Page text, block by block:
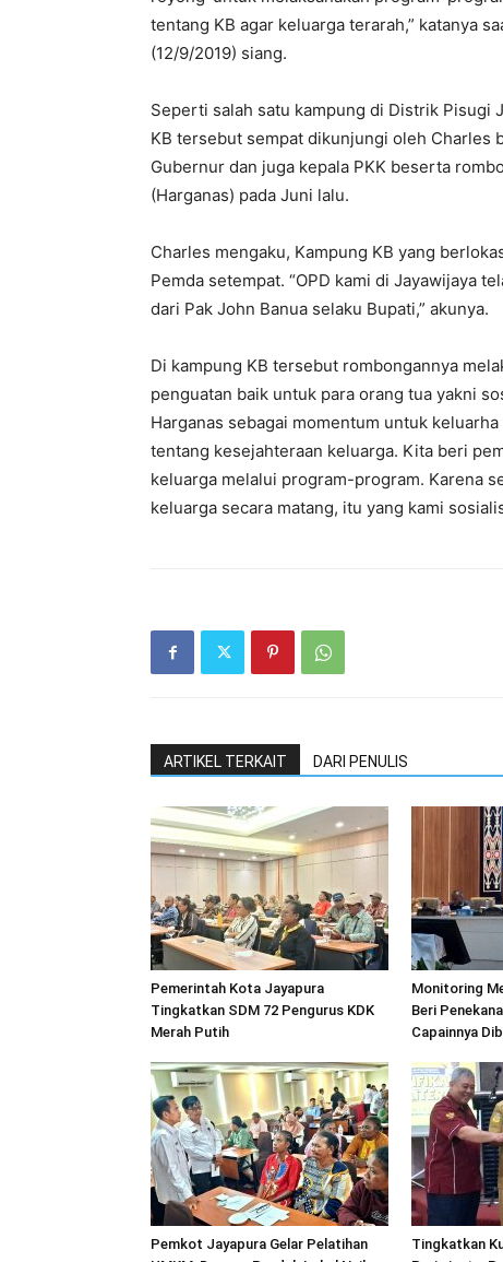
tentang KB agar keluarga terarah,” katanya
(12/9/2019) siang.
Seperti salah satu kampung di Distrik Pisugi
KB tersebut sempat dikunjungi oleh Charles
Gubernur dan juga kepala PKK beserta
(Harganas) pada Juni lalu.
Charles mengaku, Kampung KB yang
Pemda setempat. “OPD kami di Jayawijaya
dari Pak John Banua selaku Bupati,” akunya.
Di kampung KB tersebut rombongannya
penguatan baik untuk para orang tua yakni
Harganas sebagai momentum untuk
tentang kesejahteraan keluarga. Kita beri
keluarga melalui program-program. Karena
keluarga secara matang, itu yang kami
ARTIKEL TERKAIT DARI PENULIS
Pemerintah Kota Jayapura
Tingkatkan SDM 72 Pengurus KDK
Merah Putih
Monitoring
Beri
Capainnya
Pemkot Jayapura Gelar Pelatihan
Tingkatkan